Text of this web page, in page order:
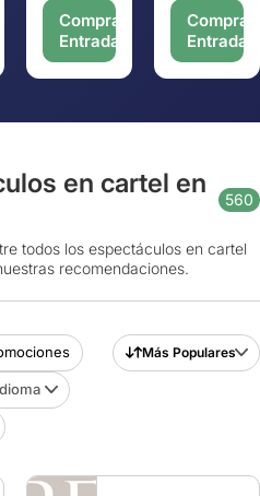
Comprar
Entradas
Comprar
Entradas
en cartel en
560
todos los espectáculos en cartel
recomendaciones.
Más Populares